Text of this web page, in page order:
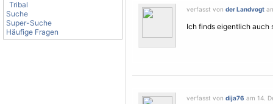
Tribal
Suche
Super-Suche
Häufige Fragen
verfasst von der Landvogt
Ich finds eigentlich auch
verfasst von dija76 am 14.